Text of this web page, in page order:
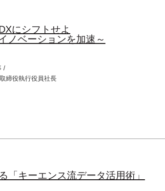
にシフトせよ
ノベーションを加速～
/
締役執行役員社長
「キーエンス流データ活用術」